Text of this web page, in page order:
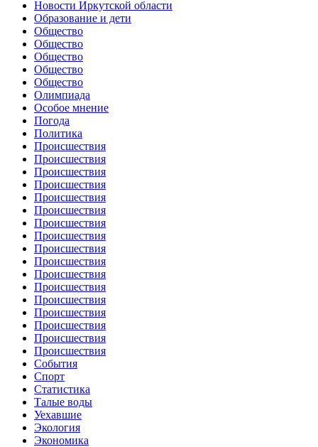
Новости Иркутской области
Образование и дети
Общество
Общество
Общество
Общество
Общество
Олимпиада
Особое мнение
Погода
Политика
Происшествия
Происшествия
Происшествия
Происшествия
Происшествия
Происшествия
Происшествия
Происшествия
Происшествия
Происшествия
Происшествия
Происшествия
Происшествия
Происшествия
Происшествия
Происшествия
Происшествия
События
Спорт
Статистика
Талые воды
Уехавшие
Экология
Экономика